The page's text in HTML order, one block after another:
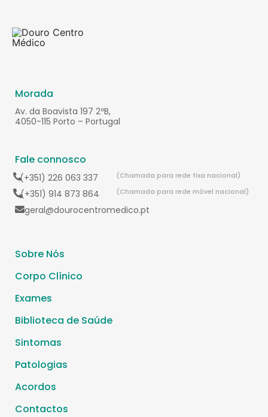
Morada
Av. da Boavista 197 2ºB,
4050-115 Porto – Portugal
Fale connosco
(+351) 226 063 337 (Chamada para rede fixa nacional)
(+351) 914 873 864 (Chamada para rede móvel nacional)
geral@dourocentromedico.pt
Sobre Nós
Corpo Clínico
Exames
Biblioteca de Saúde
Sintomas
Patologias
Acordos
Contactos